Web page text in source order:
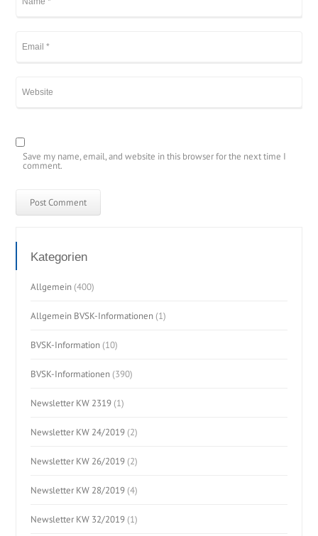
Save my name, email, and website in this browser for the next time I
comment.
Kategorien
Allgemein (400)
Allgemein BVSK-Informationen (1)
BVSK-Information (10)
BVSK-Informationen (390)
Newsletter KW 2319 (1)
Newsletter KW 24/2019 (2)
Newsletter KW 26/2019 (2)
Newsletter KW 28/2019 (4)
Newsletter KW 32/2019 (1)